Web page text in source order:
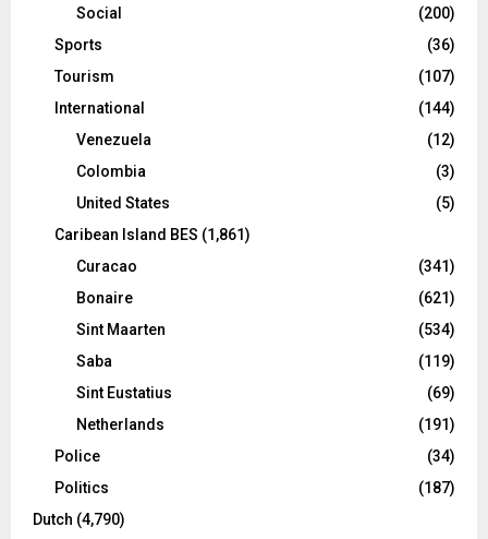
Social
(200)
Sports
(36)
Tourism
(107)
International
(144)
Venezuela
(12)
Colombia
(3)
United States
(5)
Caribean Island BES (1,861)
Curacao
(341)
Bonaire
(621)
Sint Maarten
(534)
Saba
(119)
Sint Eustatius
(69)
Netherlands
(191)
Police
(34)
Politics
(187)
Dutch (4,790)